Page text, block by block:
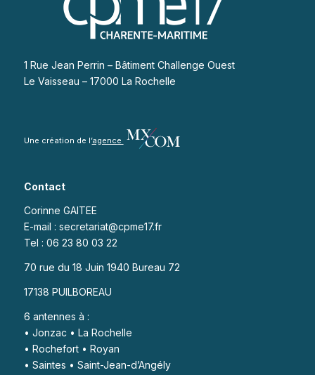
1 Rue Jean Perrin – Bâtiment Challenge Ouest
Le Vaisseau – 17000 La Rochelle
Une création de l’agence
Contact
Corinne GAITEE
E-mail : secretariat@cpme17.fr
Tel : 06 23 80 03 22
70 rue du 18 Juin 1940 Bureau 72
17138 PUILBOREAU
6 antennes à :
• Jonzac • La Rochelle
• Rochefort • Royan
• Saintes • Saint-Jean-d’Angély